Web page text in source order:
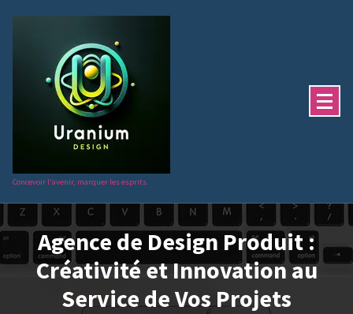
Concevoir l'avenir, marquer les esprits.
Agence de Design Produit :
Créativité et Innovation au
Service de Vos Projets